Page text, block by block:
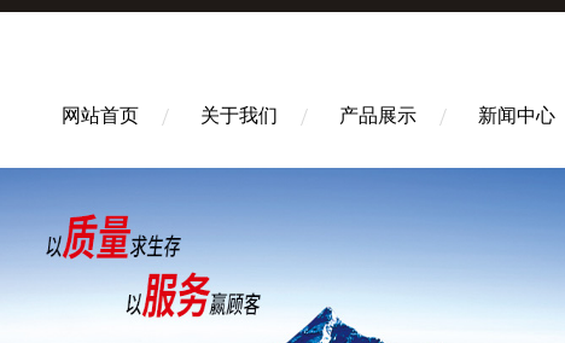
网站首页 关于我们 产品展示 新闻中心